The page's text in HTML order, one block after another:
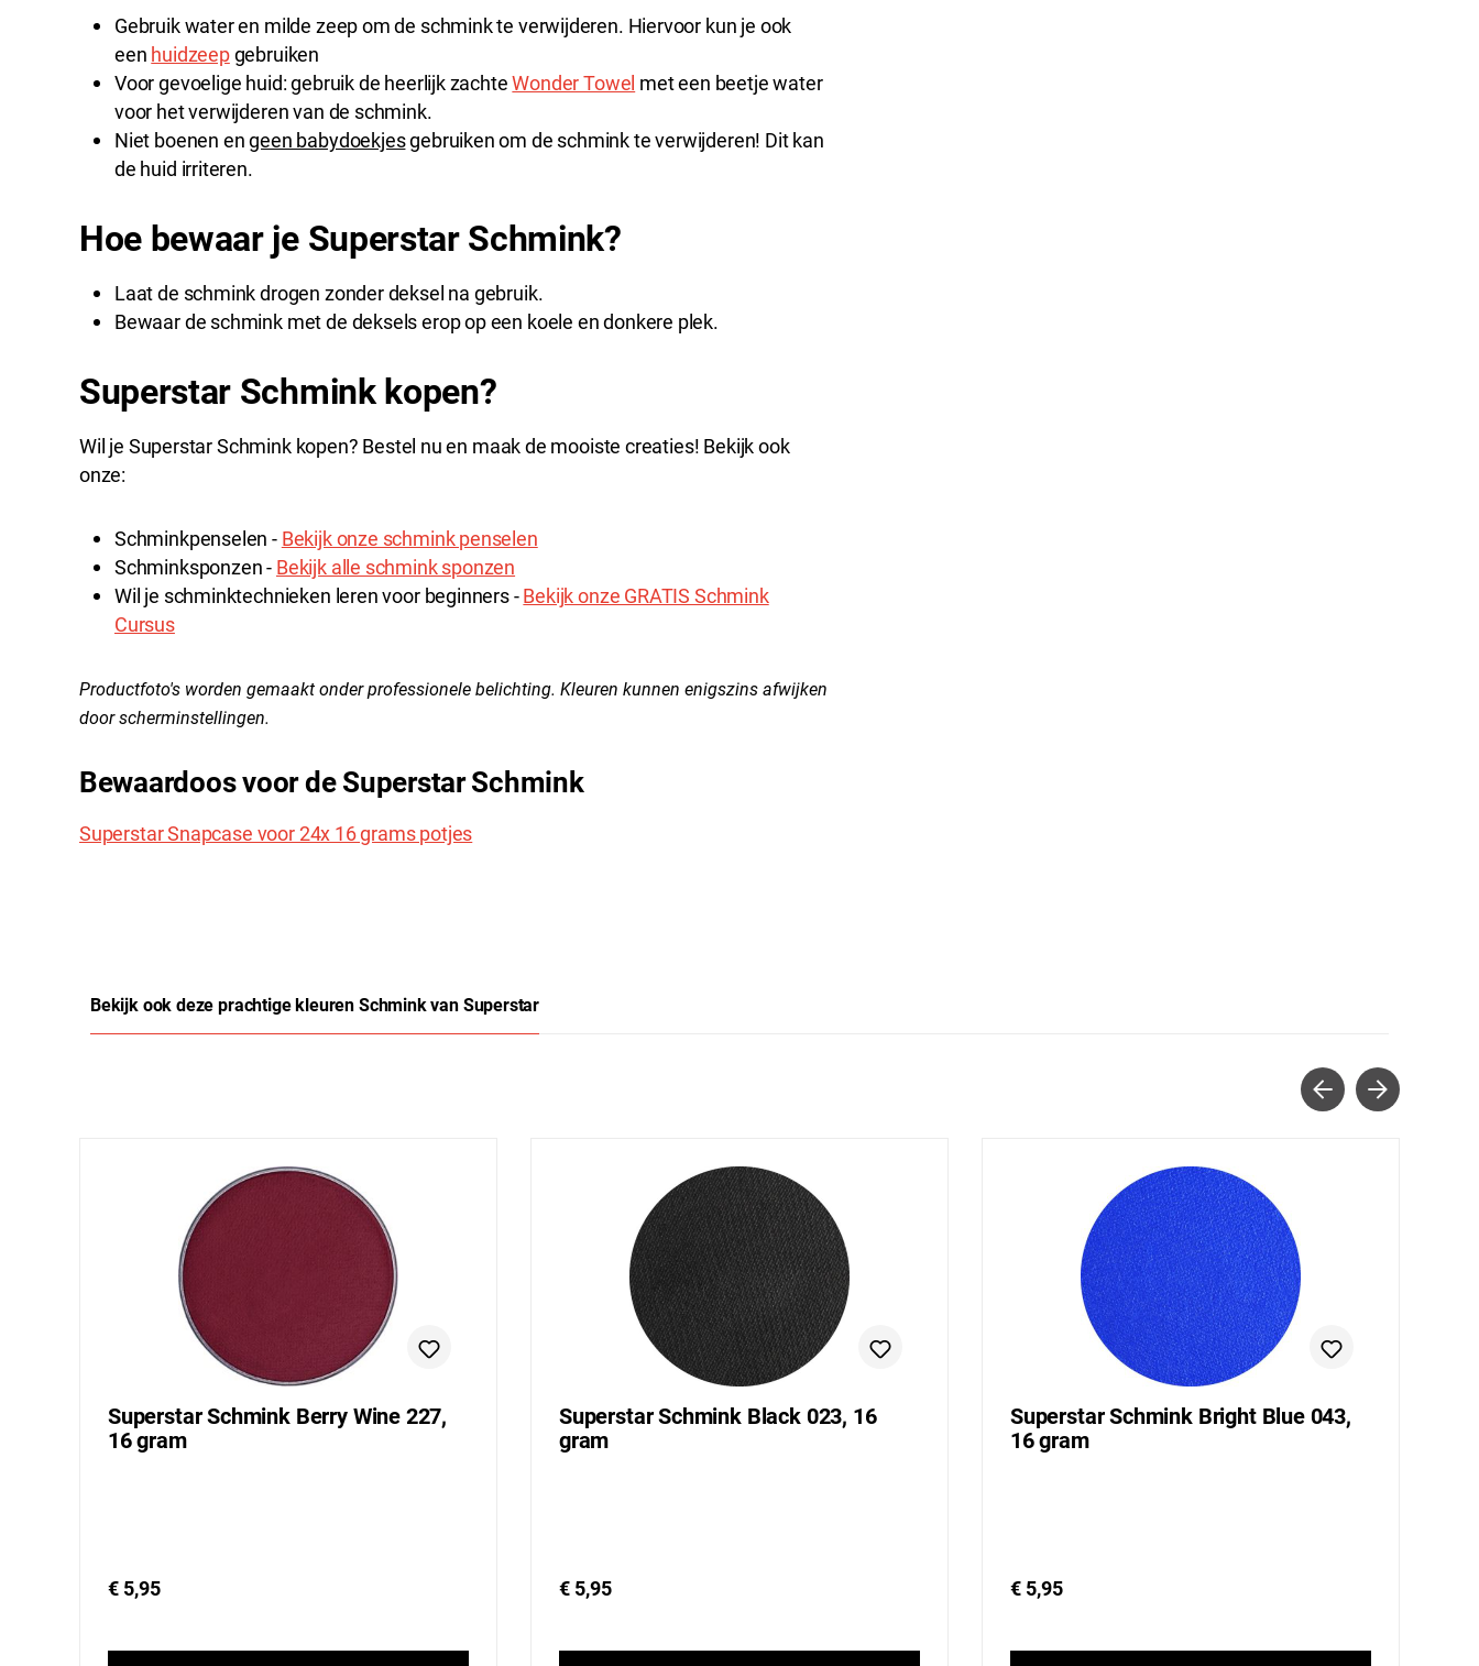
Gebruik water en milde zeep om de schmink te verwijderen. Hiervoor kun je ook
een huidzeepgebruiken
Voor gevoelige huid: gebruik de heerlijk zachteWonder Towel met een beetje water
voor het verwijderen van de schmink.
Niet boenen engeen babydoekjesgebruiken om de schmink te verwijderen! Dit kan
de huid irriteren.
Hoe bewaar je Superstar Schmink?
Laat de schmink drogen zonder deksel na gebruik.
Bewaar de schmink met de deksels erop op een koele en donkere plek.
Superstar Schmink kopen?
Wil je Superstar Schmink kopen? Bestel nu en maak de mooiste creaties! Bekijk ook
onze:
Schminkpenselen - Bekijk onze schmink penselen
Schminksponzen - Bekijk alle schmink sponzen
Wil je schminktechnieken leren voor beginners -Bekijk onze GRATIS Schmink
Cursus
Productfoto's worden gemaakt onder professionele belichting. Kleuren kunnen enigszins afwijken
door scherminstellingen.
Bewaardoos voor de Superstar Schmink
Superstar Snapcase voor 24x 16 grams potjes
Bekijk ook deze prachtige kleuren Schmink van Superstar
Superstar Schmink Berry Wine 227,
16 gram
€ 5,95
Superstar Schmink Black 023, 16
gram
€ 5,95
Superstar Schmink Bright Blue 043,
16 gram
€ 5,95